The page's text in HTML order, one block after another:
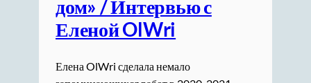
дом» / Интервью с
Еленой OlWri
Елена OlWri сделала немало